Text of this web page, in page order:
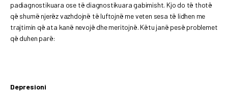
padiagnostikuara ose të diagnostikuara gabimisht. Kjo do të thotë
që shumë njerëz vazhdojnë të luftojnë me veten sesa të lidhen me
trajtimin që ata kanë nevojë dhe meritojnë. Këtu janë pesë problemet
që duhen parë:
Depresioni